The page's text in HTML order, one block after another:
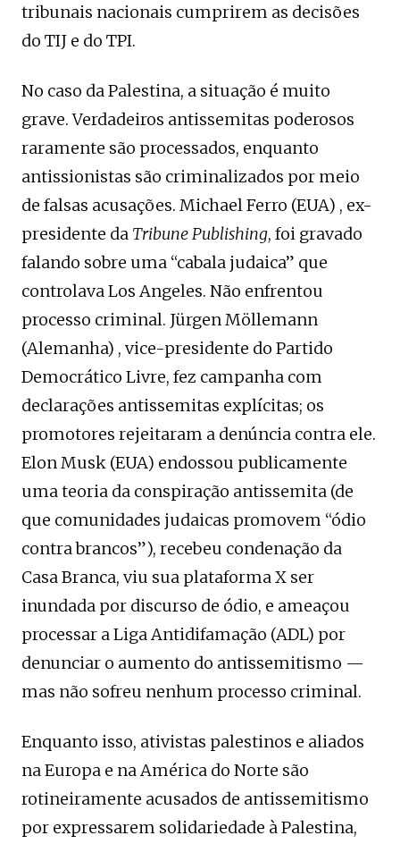
tribunais nacionais cumprirem as decisões
do TIJ e do TPI.
No caso da Palestina, a situação é muito
grave. Verdadeiros antissemitas poderosos
raramente são processados, enquanto
antissionistas são criminalizados por meio
de falsas acusações. Michael Ferro (EUA) , ex-
presidente da Tribune Publishing, foi gravado
falando sobre uma “cabala judaica” que
controlava Los Angeles. Não enfrentou
processo criminal. Jürgen Möllemann
(Alemanha) , vice-presidente do Partido
Democrático Livre, fez campanha com
declarações antissemitas explícitas; os
promotores rejeitaram a denúncia contra ele.
Elon Musk (EUA) endossou publicamente
uma teoria da conspiração antissemita (de
que comunidades judaicas promovem “ódio
contra brancos”), recebeu condenação da
Casa Branca, viu sua plataforma X ser
inundada por discurso de ódio, e ameaçou
processar a Liga Antidifamação (ADL) por
denunciar o aumento do antissemitismo —
mas não sofreu nenhum processo criminal.
Enquanto isso, ativistas palestinos e aliados
na Europa e na América do Norte são
rotineiramente acusados de antissemitismo
por expressarem solidariedade à Palestina,